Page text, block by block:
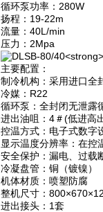
循环泵功率：280W
扬程：19-22m
流量：40L/min
压力：2Mpa
主要配置：
制冷机构：采用进口全
冷媒：R22
循环泵：全封闭无泄露
进出油咀：4＃(低进高
控温方式：电子式数字
显示温度分辨率：在
安全保护：漏电、过载
冷凝盘管：铜（镀镍）
机体材质：喷塑防腐
整机尺寸：
进出接头：1套